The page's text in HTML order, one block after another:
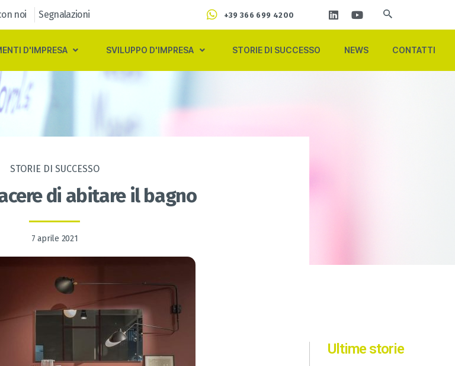
noi Segnalazioni +39 366 699 4200
D'IMPRESA SVILUPPO D'IMPRESA STORIE DI SUCCESSO NEWS CONTATTI
STORIE DI SUCCESSO
di abitare il bagno
7 aprile 2021
Ultime storie